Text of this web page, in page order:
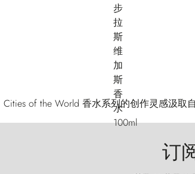
Cities of the World 香水系列的创作灵感汲取
订